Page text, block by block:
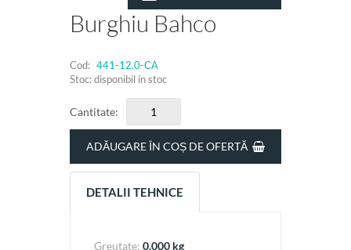
Burghiu Bahco
Cod: 441-12.0-CA
Stoc: disponibil in stoc
Cantitate:
DETALII TEHNICE
Greutate: 0.000 kg